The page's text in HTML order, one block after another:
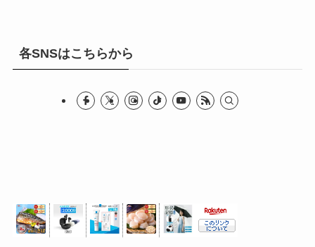
各SNSはこちらから